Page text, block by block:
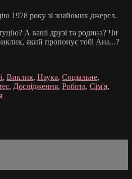
1978 року зі знайомих джерел.
А ваші друзі та родина? Чи
який пропонує тобі Ана...?
, Виклик, Наука, Соціальне,
, Дослідження, Робота, Сім'я,